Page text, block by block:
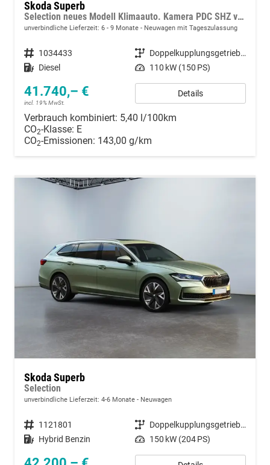
Skoda Superb
Selection neues Modell Klimaauto. Kamera PDC SHZ vorn 17 Zoll LM
unverbindliche Lieferzeit: 6 - 9 Monate Neuwagen mit Tageszulassung
Fahrzeugnummer 1034433 Getriebe
Doppelkupplungsgetriebe (DSG)
Kraftstoff Diesel Leistung 110 kW (150 PS)
41.740,– €
incl. 19% MwSt.
Details
Verbrauch kombiniert: 5,40 l/100km
CO2-Klasse: E
CO2-Emissionen: 143,00 g/km
Skoda Superb
Selection
unverbindliche Lieferzeit: 4-6 Monate Neuwagen
Fahrzeugnummer 1121801 Getriebe
Doppelkupplungsgetriebe (DSG)
Kraftstoff Hybrid Benzin Leistung 150 kW (204 PS)